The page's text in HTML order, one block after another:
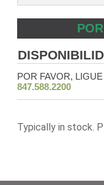
POR FAVOR,
847.588.2200
Typically in stock.